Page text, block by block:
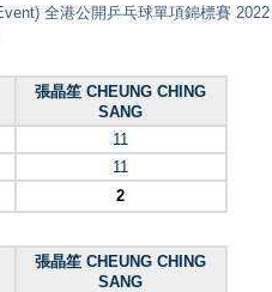
全港公開乒乓球單項錦標賽 2022
張晶笙 CHEUNG CHING
SANG
11
11
2
張晶笙 CHEUNG CHING
SANG